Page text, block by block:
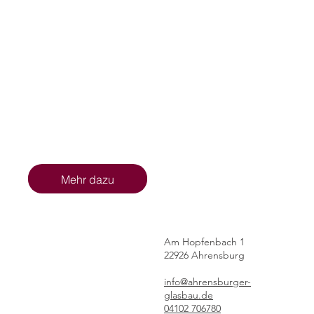
Mehr dazu
Mehr dazu
Am Hopfenbach 1
22926 Ahrensburg
info@ahrensburger-
glasbau.de
04102 706780